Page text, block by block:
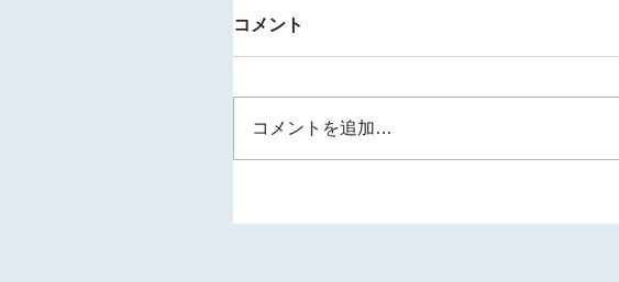
コメント
コメントを追加…